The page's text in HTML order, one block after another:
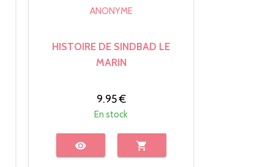
ANONYME
HISTOIRE DE SINDBAD LE
MARIN
9.95 €
En stock
visibility shopping_cart